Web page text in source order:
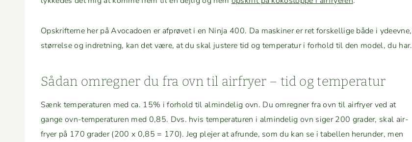
Opskrifterne her på Avo­ca­doen er afprøvet i en Nin­ja 400. Da mask­in­er er ret forskel­lige både i ydeevne,
stør­relse og indret­ning, kan det være, at du skal jus­tere tid og tem­per­atur i forhold til den mod­el, du har.
Sådan omreg­n­er du fra ovn til air­fry­er – tid og temperatur
Sænk tem­per­a­turen med ca. 15% i forhold til almin­delig ovn. Du omreg­n­er fra ovn til air­fry­er ved at
gange ovn-tem­per­a­turen med 0,85. Dvs. hvis tem­per­a­turen i almin­delig ovn siger 200 grad­er, skal air­
fry­er på 170 grad­er (200 x 0,85 = 170). Jeg ple­jer at afrunde, som du kan se i tabellen herun­der, men